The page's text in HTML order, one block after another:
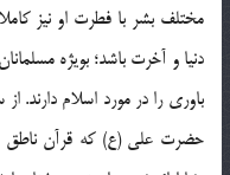
مختلف بشر با فطرت او نيز
دنيا و آخرت باشد؛ بويژه
باوري را در مورد اسلام دارند.
حضرت علي (ع) که قرآن ناطق